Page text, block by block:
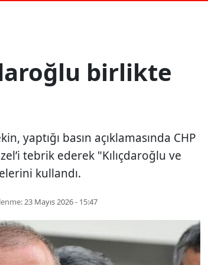
birlikte
yaptığı basın açıklamasında CHP
tebrik ederek "Kılıçdaroğlu ve
kullandı.
23 Mayıs 2026 - 15:47